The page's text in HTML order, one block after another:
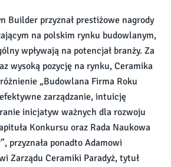
Builder przyznał prestiżowe nagrody
na polskim rynku budowlanym,
wpływają na potencjał branży. Za
wysoką pozycję na rynku, Ceramika
„Budowlana Firma Roku
zarządzanie, intuicję
inicjatyw ważnych dla rozwoju
Konkursu oraz Rada Naukowa
przyznała ponadto Adamowi
Zarządu Ceramiki Paradyż, tytuł